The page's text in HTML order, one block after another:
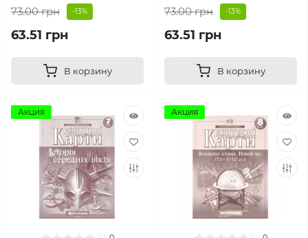
73.00 грн -13%
63.51 грн
В корзину
73.00 грн -13%
63.51 грн
В корзину
Акция Акция